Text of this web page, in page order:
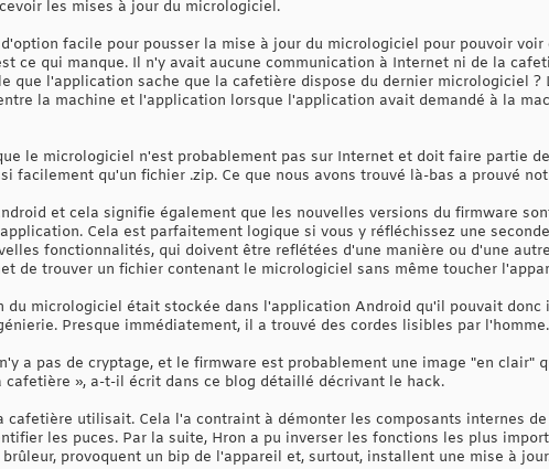
les mises à jour du micrologiciel.
facile pour pousser la mise à jour du micrologiciel pour pouvoir voir
ce qui manque. Il n'y avait aucune communication à Internet ni de la
que l'application sache que la cafetière dispose du dernier micrologiciel ?
la machine et l'application lorsque l'application avait demandé à la
le micrologiciel n'est probablement pas sur Internet et doit faire partie
facilement qu'un fichier .zip. Ce que nous avons trouvé là-bas a prouvé
et cela signifie également que les nouvelles versions du firmware
Cela est parfaitement logique si vous y réfléchissez une
fonctionnalités, qui doivent être reflétées d'une manière ou d'une
de trouver un fichier contenant le micrologiciel sans même toucher
du micrologiciel était stockée dans l'application Android qu'il pouvait donc
Presque immédiatement, il a trouvé des cordes lisibles par l'homme.
a pas de cryptage, et le firmware est probablement une image "en clair"
cafetière », a-t-il écrit dans ce blog détaillé décrivant le hack.
cafetière utilisait. Cela l'a contraint à démonter les composants internes
les puces. Par la suite, Hron a pu inverser les fonctions les plus
provoquent un bip de l'appareil et, surtout, installent une mise à